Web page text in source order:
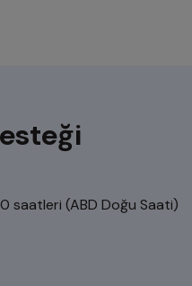
saatleri (ABD Doğu Saati)